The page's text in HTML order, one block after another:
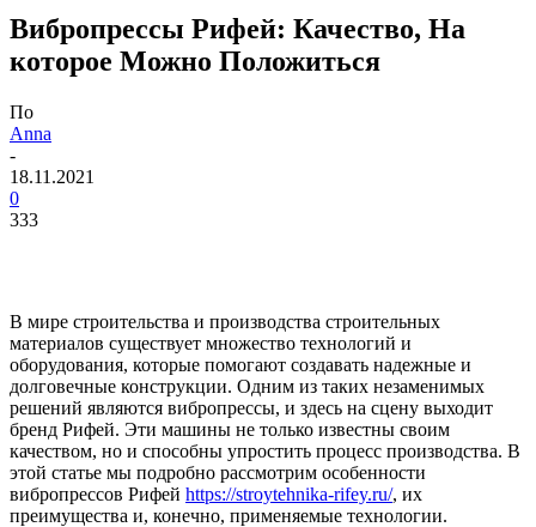
Вибропрессы Рифей: Качество, На
которое Можно Положиться
По
Anna
-
18.11.2021
0
333
В мире строительства и производства строительных
материалов существует множество технологий и
оборудования, которые помогают создавать надежные и
долговечные конструкции. Одним из таких незаменимых
решений являются вибропрессы, и здесь на сцену выходит
бренд Рифей. Эти машины не только известны своим
качеством, но и способны упростить процесс производства. В
этой статье мы подробно рассмотрим особенности
вибропрессов Рифей https://stroytehnika-rifey.ru/, их
преимущества и, конечно, применяемые технологии.